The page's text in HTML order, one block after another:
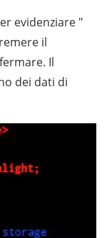
evidenziare "
il
Il
dei dati di